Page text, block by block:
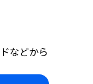
などから